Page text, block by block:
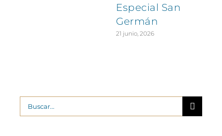
Especial San
Germán
21 junio, 2026
Buscar: